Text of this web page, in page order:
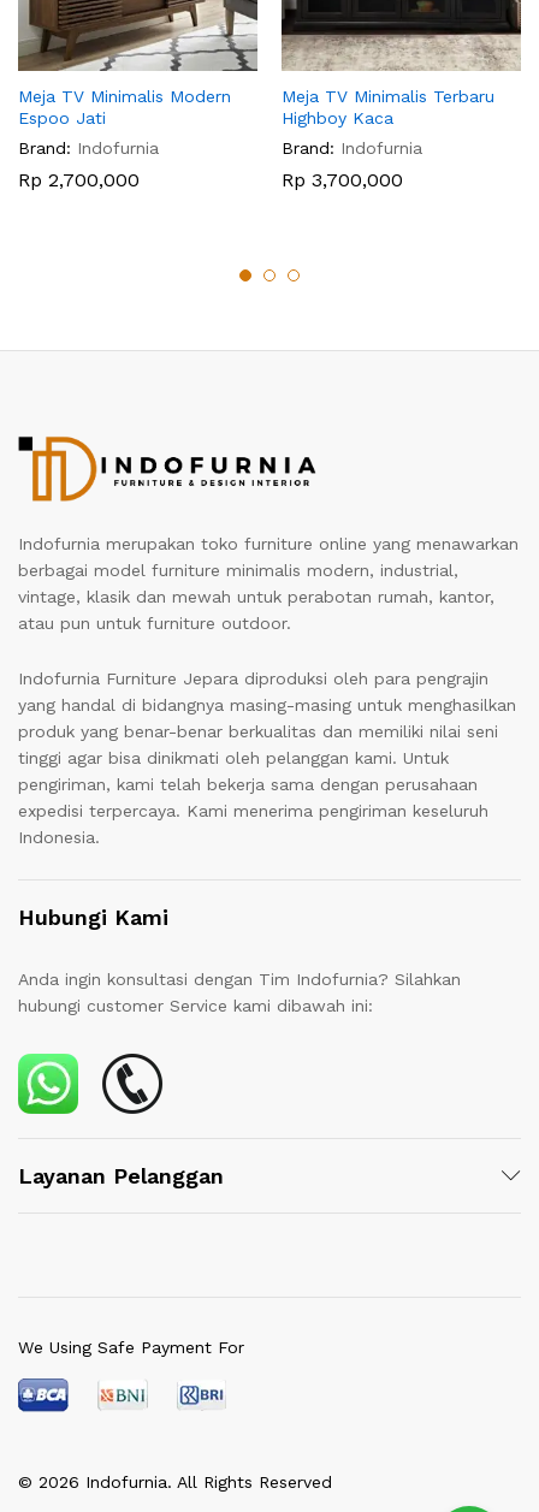
Meja TV Minimalis Modern
Espoo Jati
Brand: Indofurnia
Rp 2,700,000
Meja TV Minimalis Terbaru
Highboy Kaca
Brand: Indofurnia
Rp 3,700,000
Indofurnia merupakan toko furniture online yang menawarkan
berbagai model furniture minimalis modern, industrial,
vintage, klasik dan mewah untuk perabotan rumah, kantor,
atau pun untuk furniture outdoor.
Indofurnia Furniture Jepara diproduksi oleh para pengrajin
yang handal di bidangnya masing-masing untuk menghasilkan
produk yang benar-benar berkualitas dan memiliki nilai seni
tinggi agar bisa dinikmati oleh pelanggan kami. Untuk
pengiriman, kami telah bekerja sama dengan perusahaan
expedisi terpercaya. Kami menerima pengiriman keseluruh
Indonesia.
Hubungi Kami
Anda ingin konsultasi dengan Tim Indofurnia? Silahkan
hubungi customer Service kami dibawah ini:
Layanan Pelanggan
© 2026 Indofurnia. All Rights Reserved
We Using Safe Payment For